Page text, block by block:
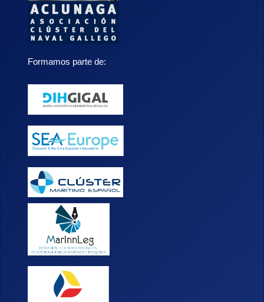
Formamos parte de: